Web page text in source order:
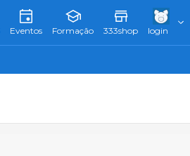
Eventos Formação 333shop login